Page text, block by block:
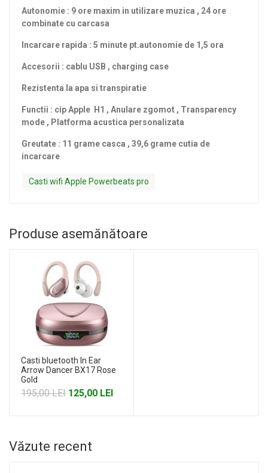
Autonomie : 9 ore maxim in utilizare muzica , 24 ore
combinate cu carcasa
Incarcare rapida : 5 minute pt.autonomie de 1,5 ora
Accesorii : cablu USB , charging case
Rezistenta la apa si transpiratie
Functii : cip Apple H1 , Anulare zgomot , Transparency
mode , Platforma acustica personalizata
Greutate : 11 grame casca , 39,6 grame cutia de
incarcare
Casti wifi Apple Powerbeats pro
Produse asemănătoare
Casti bluetooth In Ear
Arrow Dancer BX17 Rose
Gold
195,00 LEI 125,00 LEI
Văzute recent